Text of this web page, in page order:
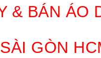
& BÁN ÁO
GÒN